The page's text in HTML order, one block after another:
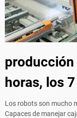
horas, los
Los robots son mucho
Capaces de manejar